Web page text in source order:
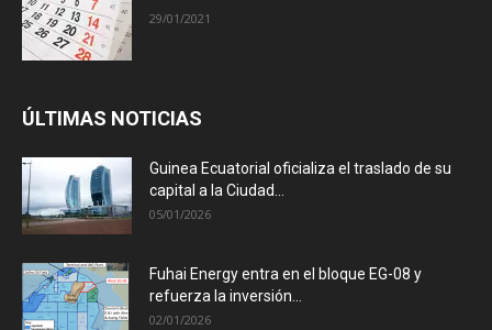
29/01/2021
ÚLTIMAS NOTICIAS
Guinea Ecuatorial oficializa el traslado de su
capital a la Ciudad...
05/01/2026
Fuhai Energy entra en el bloque EG-08 y
refuerza la inversión...
02/01/2026